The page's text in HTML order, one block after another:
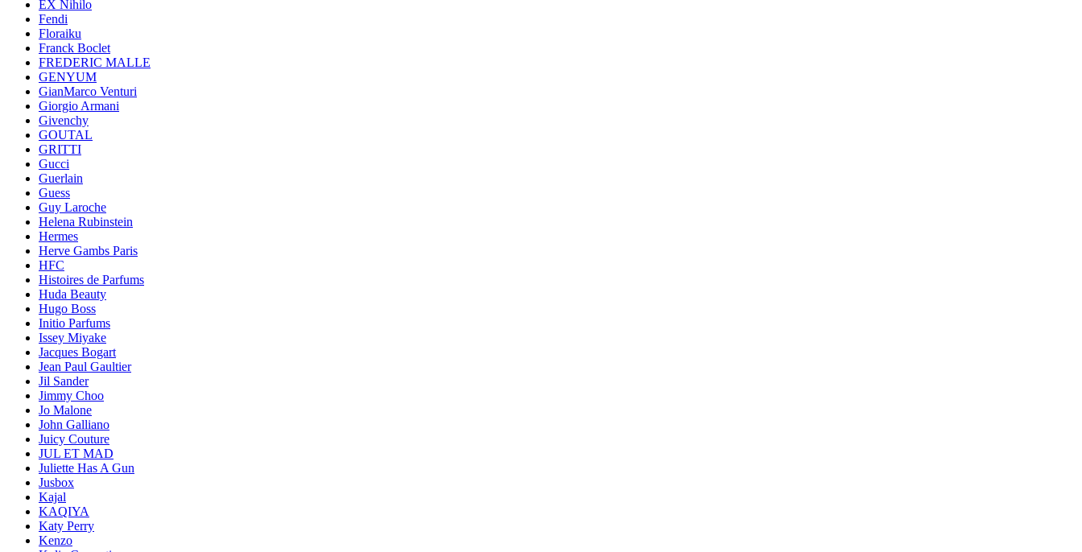
EX Nihilo
Fendi
Floraiku
Franck Boclet
FREDERIC MALLE
GENYUM
GianMarco Venturi
Giorgio Armani
Givenchy
GOUTAL
GRITTI
Gucci
Guerlain
Guess
Guy Laroche
Helena Rubinstein
Hermes
Herve Gambs Paris
HFC
Histoires de Parfums
Huda Beauty
Hugo Boss
Initio Parfums
Issey Miyake
Jacques Bogart
Jean Paul Gaultier
Jil Sander
Jimmy Choo
Jo Malone
John Galliano
Juicy Couture
JUL ET MAD
Juliette Has A Gun
Jusbox
Kajal
KAQIYA
Katy Perry
Kenzo